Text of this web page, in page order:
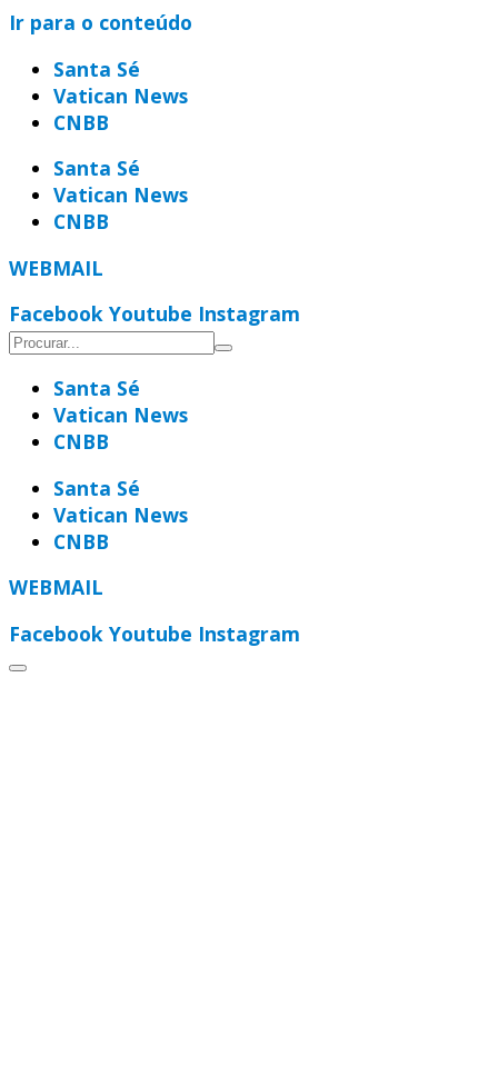
Ir para o conteúdo
Santa Sé
Vatican News
CNBB
Santa Sé
Vatican News
CNBB
WEBMAIL
Facebook Youtube Instagram
Santa Sé
Vatican News
CNBB
Santa Sé
Vatican News
CNBB
WEBMAIL
Facebook Youtube Instagram